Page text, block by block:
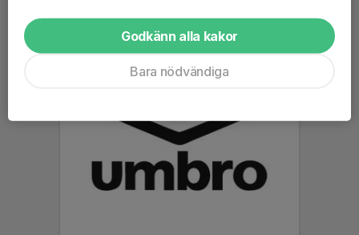
Godkänn alla kakor
Bara nödvändiga